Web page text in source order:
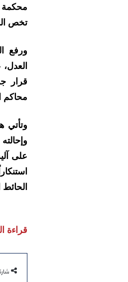
محكمة
تخص
ورفع
قرار
محاكم
وتأتي
على
قراءة